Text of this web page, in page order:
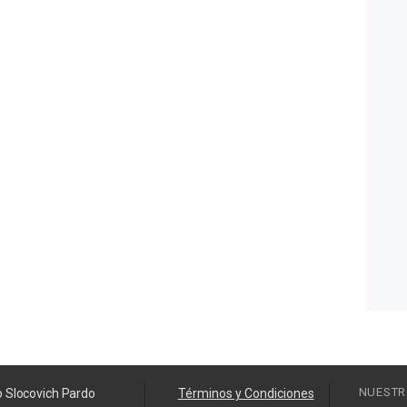
Slocovich Pardo Términos y Condiciones